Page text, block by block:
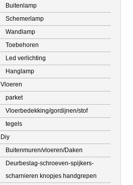
Buitenlamp
Schemerlamp
Wandlamp
Toebehoren
Led verlichting
Hanglamp
Vloeren
parket
Vloerbedekking/gordijnen/stof
tegels
Diy
Buitenmuren/vloeren/Daken
Deurbeslag-schroeven-spijkers-
scharnieren knopjes handgrepen